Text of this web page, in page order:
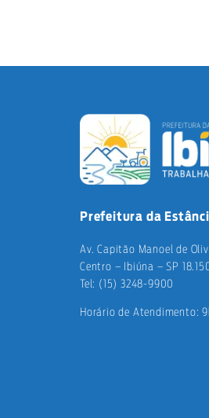
Prefeitura da
Av. Capitão Manoel de
Centro – Ibiúna – SP
Tel: (15) 3248-9900
Horário de Atendimento: